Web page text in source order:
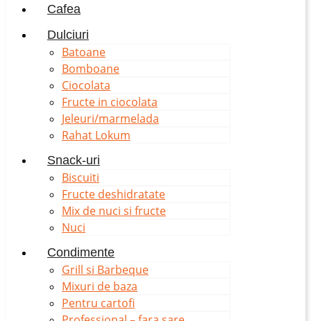
Cafea
Dulciuri
Batoane
Bomboane
Ciocolata
Fructe in ciocolata
Jeleuri/marmelada
Rahat Lokum
Snack-uri
Biscuiti
Fructe deshidratate
Mix de nuci si fructe
Nuci
Condimente
Grill si Barbeque
Mixuri de baza
Pentru cartofi